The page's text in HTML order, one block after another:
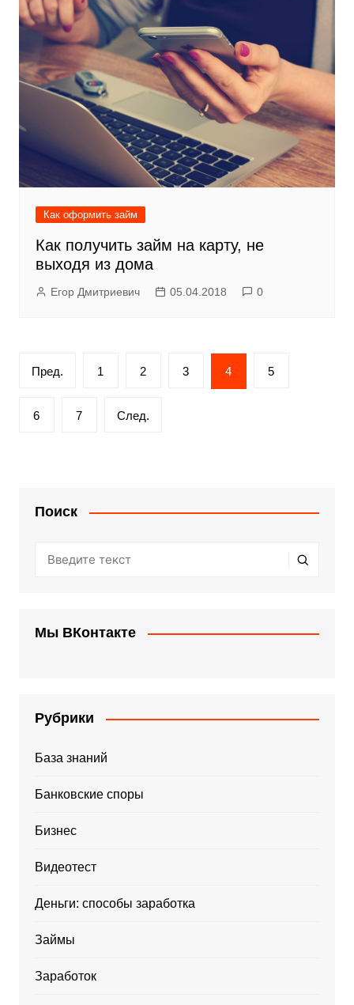
Как оформить займ
Как получить займ на карту, не
выходя из дома
Егор Дмитриевич 05.04.2018 0
Пагинация
Пред. 1 2 3 4 5
6 7 След.
Поиск
Мы ВКонтакте
Рубрики
База знаний
Банковские споры
Бизнес
Видеотест
Деньги: способы заработка
Займы
Заработок